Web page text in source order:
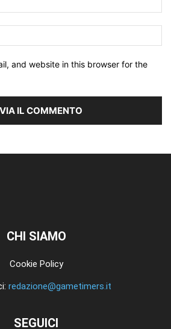
and website in this browser for the
CHI SIAMO
Cookie Policy
redazione@gametimers.it
SEGUICI